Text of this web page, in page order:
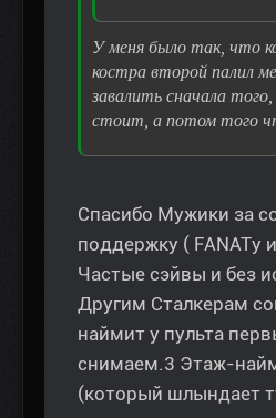
У меня было так, что
костра второй палил
завалить сначала
стоит, а потом того
Спасибо Мужики за
поддержку ( FANATу
Частые сэйвы и без
Другим Сталкерам
наймит у пульта
снимаем.3 Этаж-
(который шлындает